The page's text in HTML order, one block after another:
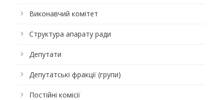
Виконавчий комітет
Структура апарату ради
Депутати
Депутатські фракції (групи)
Постійні комісії